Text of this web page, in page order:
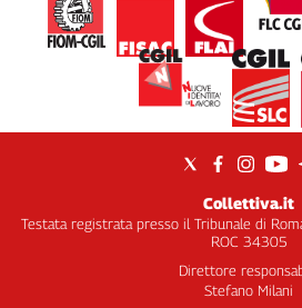
Collettiva.it
Testata registrata presso il Tribunale di
ROC 34305
Direttore
Stefano Milani